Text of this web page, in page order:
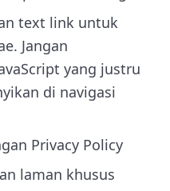
text link untuk
Jangan
yang justru
di navigasi
Privacy Policy
laman khusus